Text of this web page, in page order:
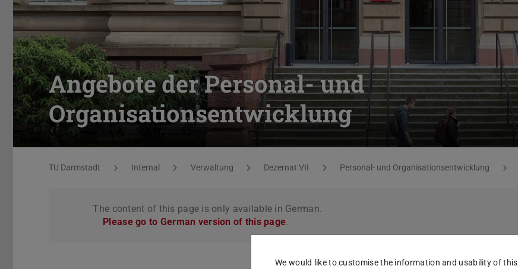
Angebote der Personal- und
Organisationsentwicklung
You are here:
TU Darmstadt Internal Verwaltung Dezernat VII Personal- und Organisationsentwicklung
The content of this page is only available in German.
Please go to German version of this page.
We would like to customise the information and usability of this